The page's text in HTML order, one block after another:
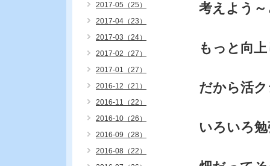
考えよう
もっと向
だから活
いろいろ
2017-05（25）
2017-04（23）
2017-03（24）
2017-02（27）
2017-01（27）
2016-12（21）
2016-11（22）
2016-10（26）
2016-09（28）
2016-08（22）